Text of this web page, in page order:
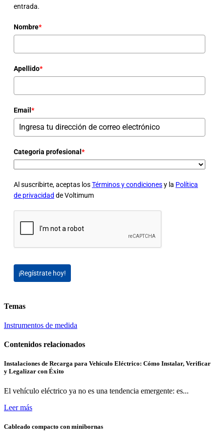
entrada.
Nombre*
Apellido*
Email*
Categoria profesional*
Al suscribirte, aceptas losTérminos y condicionesy la Política
de privacidad de Voltimum
¡Regístrate hoy!
Temas
Instrumentos de medida
Contenidos relacionados
Instalaciones de Recarga para Vehículo Eléctrico: Cómo Instalar, Verificar
y Legalizar con Éxito
El vehículo eléctrico ya no es una tendencia emergente: es...
Leer más
Cableado compacto con minibornas